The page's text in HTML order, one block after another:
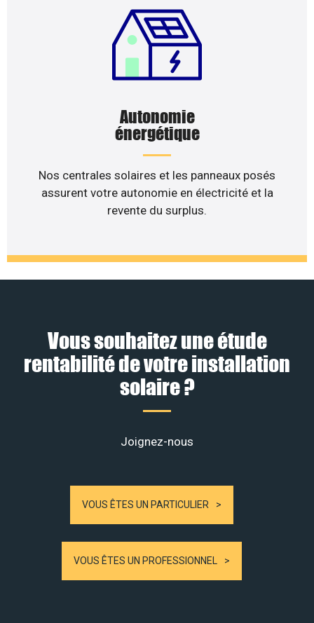
Autonomie
énergétique
Nos centrales solaires et les panneaux posés
assurent votre autonomie en électricité et la
revente du surplus.
Vous souhaitez une étude
rentabilité de votre installation
solaire ?
Joignez-nous
VOUS ÊTES UN PARTICULIER
VOUS ÊTES UN PROFESSIONNEL